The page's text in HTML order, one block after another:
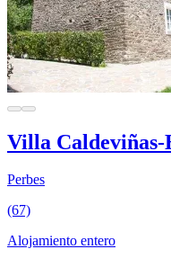
Villa
Perbes
(67)
Alojamiento entero